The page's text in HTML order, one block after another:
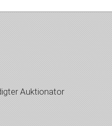
Auktionator